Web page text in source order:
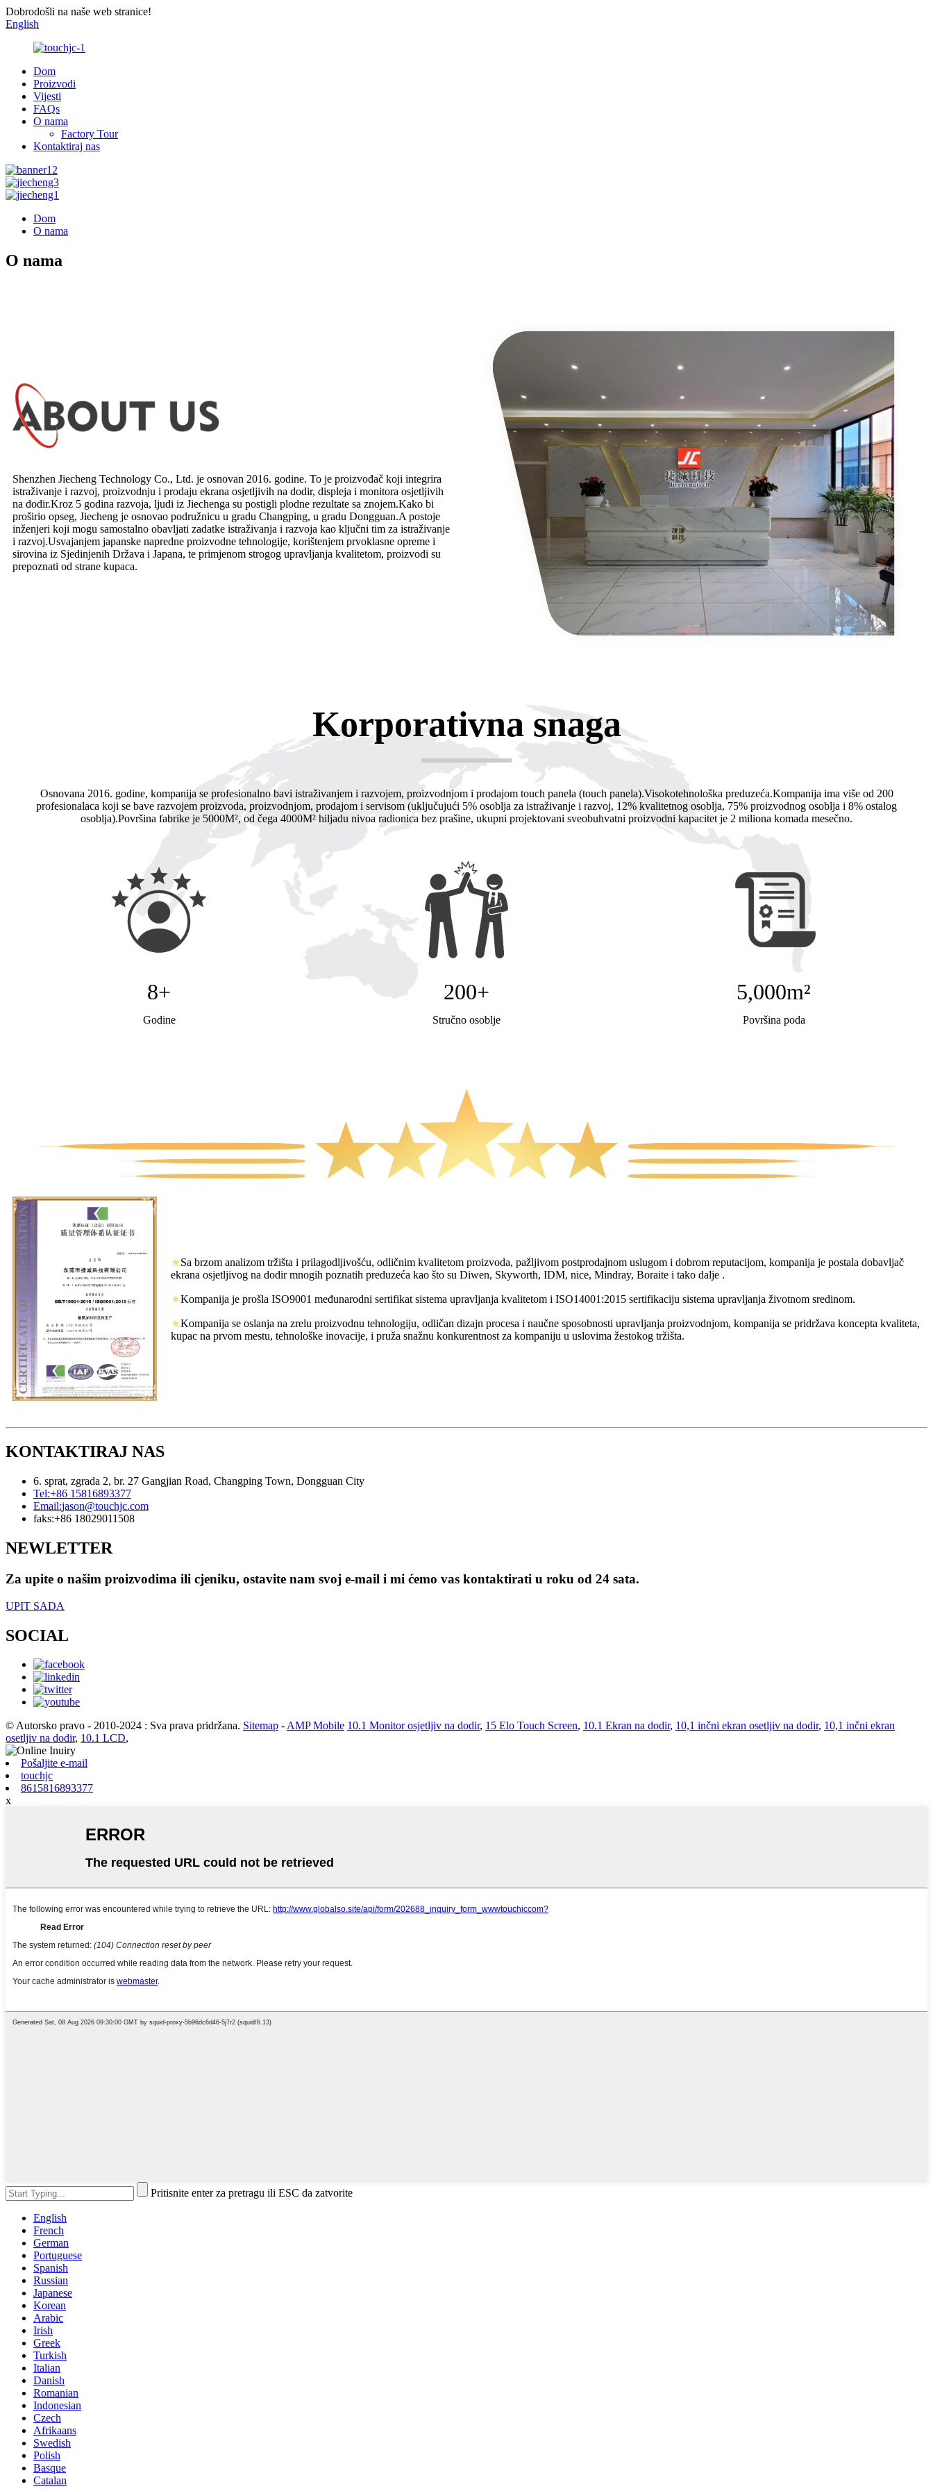
Dobrodošli na naše web stranice!
English
Dom
Proizvodi
Vijesti
FAQs
O nama
Factory Tour
Kontaktiraj nas
Dom
O nama
O nama
Shenzhen Jiecheng Technology Co., Ltd. je osnovan 2016. godine. To je proizvođač koji integrira
istraživanje i razvoj, proizvodnju i prodaju ekrana osjetljivih na dodir, displeja i monitora osjetljivih
na dodir.Kroz 5 godina razvoja, ljudi iz Jiechenga su postigli plodne rezultate sa znojem.Kako bi
proširio opseg, Jiecheng je osnovao podružnicu u gradu Changping, u gradu Dongguan.A postoje
inženjeri koji mogu samostalno obavljati zadatke istraživanja i razvoja kao ključni tim za istraživanje
i razvoj.Usvajanjem japanske napredne proizvodne tehnologije, korištenjem prvoklasne opreme i
sirovina iz Sjedinjenih Država i Japana, te primjenom strogog upravljanja kvalitetom, proizvodi su
prepoznati od strane kupaca.
Korporativna snaga
Osnovana 2016. godine, kompanija se profesionalno bavi istraživanjem i razvojem, proizvodnjom i prodajom touch panela (touch panela).Visokotehnološka preduzeća.Kompanija ima više od 200
profesionalaca koji se bave razvojem proizvoda, proizvodnjom, prodajom i servisom (uključujući 5% osoblja za istraživanje i razvoj, 12% kvalitetnog osoblja, 75% proizvodnog osoblja i 8% ostalog
osoblja).Površina fabrike je 5000M², od čega 4000M² hiljadu nivoa radionica bez prašine, ukupni projektovani sveobuhvatni proizvodni kapacitet je 2 miliona komada mesečno.
8+
Godine
200+
Stručno osoblje
5,000m²
Površina poda
★Sa brzom analizom tržišta i prilagodljivošću, odličnim kvalitetom proizvoda, pažljivom postprodajnom uslugom i dobrom reputacijom, kompanija je postala dobavljač
ekrana osjetljivog na dodir mnogih poznatih preduzeća kao što su Diwen, Skyworth, IDM, nice, Mindray, Boraite i tako dalje .
★Kompanija je prošla ISO9001 međunarodni sertifikat sistema upravljanja kvalitetom i ISO14001:2015 sertifikaciju sistema upravljanja životnom sredinom.
★Kompanija se oslanja na zrelu proizvodnu tehnologiju, odličan dizajn procesa i naučne sposobnosti upravljanja proizvodnjom, kompanija se pridržava koncepta kvaliteta,
kupac na prvom mestu, tehnološke inovacije, i pruža snažnu konkurentnost za kompaniju u uslovima žestokog tržišta.
KONTAKTIRAJ NAS
6. sprat, zgrada 2, br. 27 Gangjian Road, Changping Town, Dongguan City
Tel:+86 15816893377
Email:jason@touchjc.com
faks:+86 18029011508
NEWLETTER
Za upite o našim proizvodima ili cjeniku, ostavite nam svoj e-mail i mi ćemo vas kontaktirati u roku od 24 sata.
UPIT SADA
SOCIAL
© Autorsko pravo - 2010-2024 : Sva prava pridržana. Sitemap -AMP Mobile 10.1 Monitor osjetljiv na dodir, 15 Elo Touch Screen, 10.1 Ekran na dodir, 10,1 inčni ekran osetljiv na dodir, 10,1 inčni ekran
osetljiv na dodir, 10.1 LCD,
Pošaljite e-mail
touchjc
8615816893377
x
Pritisnite enter za pretragu ili ESC da zatvorite
English
French
German
Portuguese
Spanish
Russian
Japanese
Korean
Arabic
Irish
Greek
Turkish
Italian
Danish
Romanian
Indonesian
Czech
Afrikaans
Swedish
Polish
Basque
Catalan